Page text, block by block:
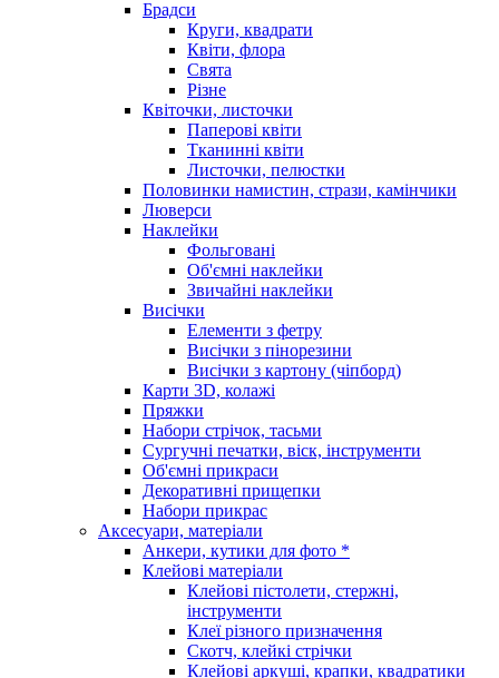
Брадси
Круги, квадрати
Квіти, флора
Свята
Різне
Квіточки, листочки
Паперові квіти
Тканинні квіти
Листочки, пелюстки
Половинки намистин, стрази, камінчики
Люверси
Наклейки
Фольговані
Об'ємні наклейки
Звичайні наклейки
Висічки
Елементи з фетру
Висічки з пінорезини
Висічки з картону (чіпборд)
Карти 3D, колажі
Пряжки
Набори стрічок, тасьми
Сургучні печатки, віск, інструменти
Об'ємні прикраси
Декоративні прищепки
Набори прикрас
Аксесуари, матеріали
Анкери, кутики для фото *
Клейові матеріали
Клейові пістолети, стержні,
інструменти
Клеї різного призначення
Скотч, клейкі стрічки
Клейові аркуші, крапки, квадратики